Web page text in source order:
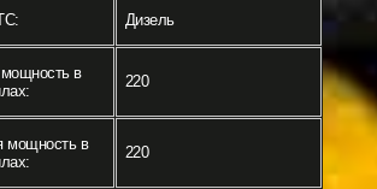
Дизель
в
220
мощность в
220